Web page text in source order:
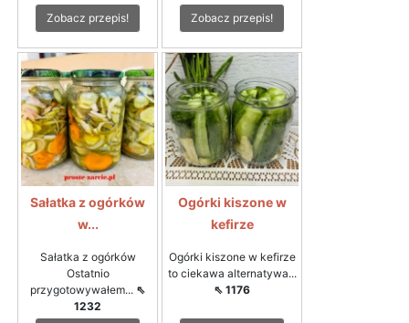
Zobacz przepis! Zobacz przepis!
Sałatka z ogórków
w...
Sałatka z ogórków
Ostatnio
przygotowywałem... ⇖
1232
Ogórki kiszone w
kefirze
Ogórki kiszone w kefirze
to ciekawa alternatywa...
⇖ 1176